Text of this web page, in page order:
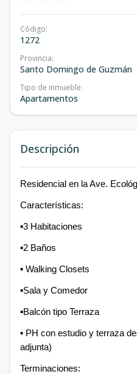
Código:
1272
Provincia:
Santo Domingo de Guzmán
Tipo de inmueble:
Apartamentos
Descripción
Residencial en la Ave.
Características:
▪︎3 Habitaciones
▪︎2 Baños
▪︎ Walking Closets
▪︎Sala y Comedor
▪︎Balcón tipo Terraza
▪︎ PH con estudio y terraza
adjunta)
Terminaciones: